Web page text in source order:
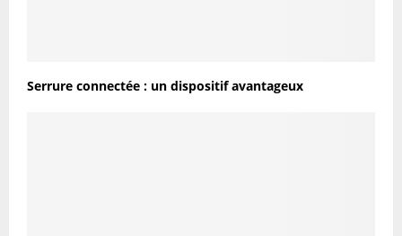
Serrure connectée : un dispositif avantageux